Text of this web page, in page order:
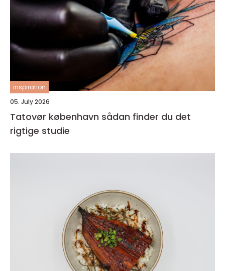
inspiration
05. July 2026
Tatovør københavn sådan finder du det
rigtige studie